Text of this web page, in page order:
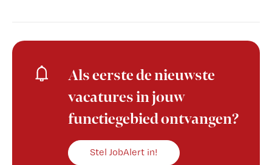
Als eerste de nieuwste
vacatures in jouw
functiegebied ontvangen?
Stel JobAlert in!